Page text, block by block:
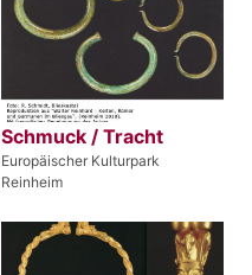
Schmuck / Tracht
Europäischer Kulturpark
Reinheim